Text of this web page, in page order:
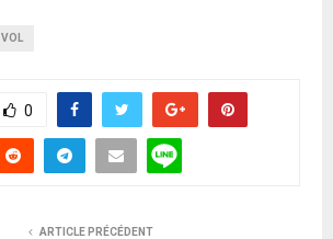
VOL
0
ARTICLE PRÉCÉDENT